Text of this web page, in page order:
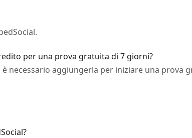
per una prova gratuita di 7 giorni?
necessario aggiungerla per iniziare una prova